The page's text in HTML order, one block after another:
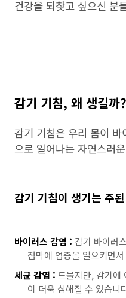
건강을 되찾고 싶으신 분
감기 기침, 왜 생길까?
감기 기침은 우리 몸이
으로 일어나는 자연스러
감기 기침이 생기는 주
바이러스 감염 : 감기 바이러
점막에 염증을 일으키면
세균 감염 : 드물지만, 감기에
이 더욱 심해질 수 있습니